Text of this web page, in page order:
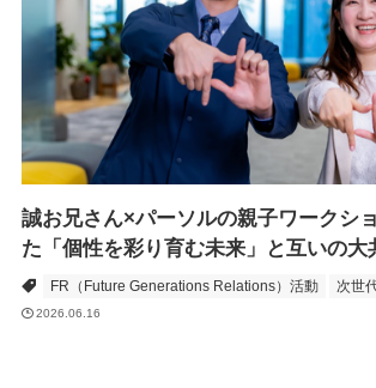
誠お兄さん×パーソルの親子ワークシ
た「個性を彩り育む未来」と互いの大
FR（Future Generations Relations）活動 次世
2026.06.16